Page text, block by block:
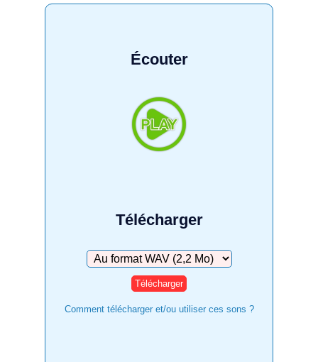
Écouter
Télécharger
Télécharger
Comment télécharger et/ou utiliser ces sons ?